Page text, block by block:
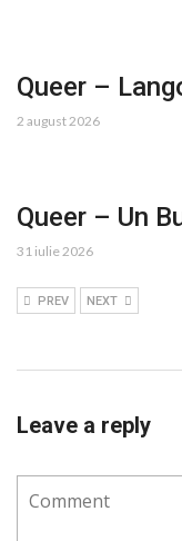
Queer –
2 august 2026
Queer – Un
31 iulie 2026
PREV NEXT
Leave a reply